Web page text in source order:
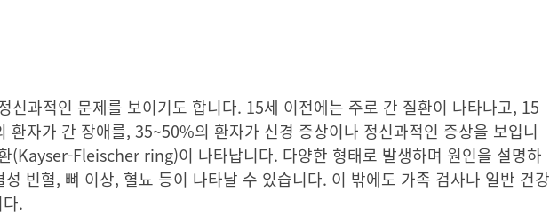
신과적인 문제를 보이기도 합니다. 15세 이전에는 주로 간 질환이 나타나고, 15
자가 간 장애를, 35~50%의 환자가 신경 증상이나 정신과적인 증상을 보입니
(Kayser-Fleischer ring)이 나타납니다. 다양한 형태로 발생하며 원인을 설명하
빈혈, 뼈 이상, 혈뇨 등이 나타날 수 있습니다. 이 밖에도 가족 검사나 일반 건강
.